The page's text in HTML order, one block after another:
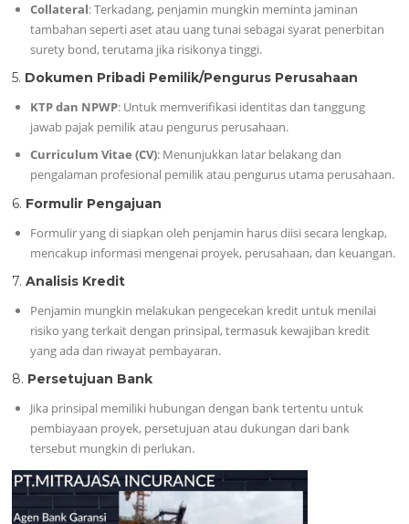
Collateral: Terkadang, penjamin mungkin meminta jaminan
tambahan seperti aset atau uang tunai sebagai syarat penerbitan
surety bond, terutama jika risikonya tinggi.
5. Dokumen Pribadi Pemilik/Pengurus Perusahaan
KTP dan NPWP: Untuk memverifikasi identitas dan tanggung
jawab pajak pemilik atau pengurus perusahaan.
Curriculum Vitae (CV): Menunjukkan latar belakang dan
pengalaman profesional pemilik atau pengurus utama perusahaan.
6. Formulir Pengajuan
Formulir yang di siapkan oleh penjamin harus diisi secara lengkap,
mencakup informasi mengenai proyek, perusahaan, dan keuangan.
7.Analisis Kredit
Penjamin mungkin melakukan pengecekan kredit untuk menilai
risiko yang terkait dengan prinsipal, termasuk kewajiban kredit
yang ada dan riwayat pembayaran.
8. Persetujuan Bank
Jika prinsipal memiliki hubungan dengan bank tertentu untuk
pembiayaan proyek, persetujuan atau dukungan dari bank
tersebut mungkin di perlukan.